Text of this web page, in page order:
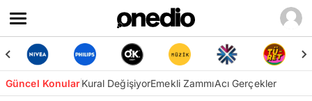
Güncel KonularKural DeğişiyorEmekli ZammıAcı Gerçekler